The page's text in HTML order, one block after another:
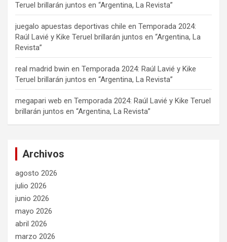
Teruel brillarán juntos en “Argentina, La Revista”
juegalo apuestas deportivas chile en Temporada 2024:
Raúl Lavié y Kike Teruel brillarán juntos en “Argentina, La
Revista”
real madrid bwin en Temporada 2024: Raúl Lavié y Kike
Teruel brillarán juntos en “Argentina, La Revista”
megapari web en Temporada 2024: Raúl Lavié y Kike Teruel
brillarán juntos en “Argentina, La Revista”
Archivos
agosto 2026
julio 2026
junio 2026
mayo 2026
abril 2026
marzo 2026